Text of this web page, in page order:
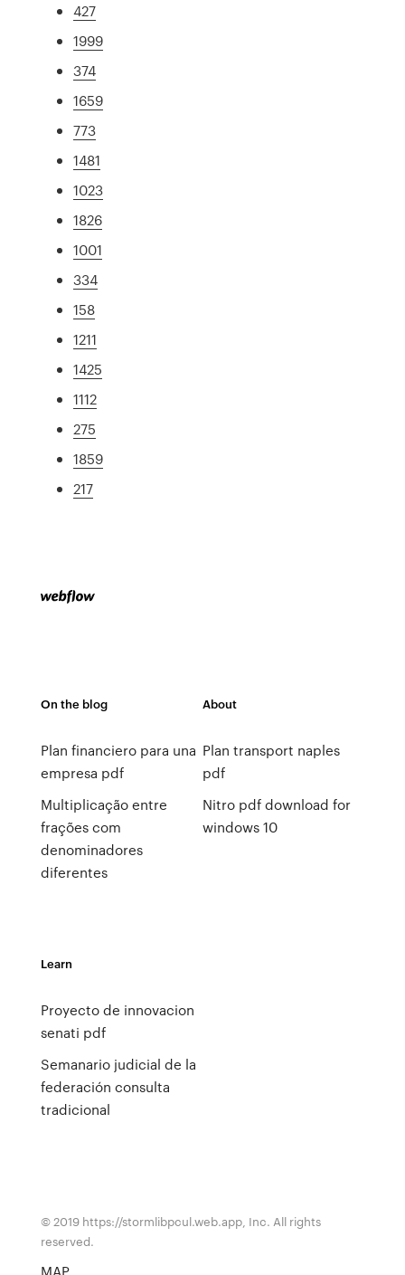
427
1999
374
1659
773
1481
1023
1826
1001
334
158
1211
1425
1112
275
1859
217
On the blog
Plan financiero para una
empresa pdf
Multiplicação entre
frações com
denominadores
diferentes
About
Plan transport naples
pdf
Nitro pdf download for
windows 10
Learn
Proyecto de innovacion
senati pdf
Semanario judicial de la
federación consulta
tradicional
© 2019 https://stormlibpcul.web.app, Inc. All rights
reserved.
MAP